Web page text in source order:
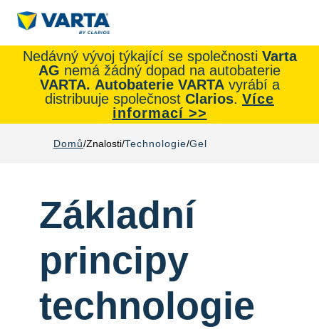
Nedávný vývoj týkající se společnosti Varta
AG nemá žádný dopad na autobaterie
VARTA. Autobaterie VARTAvyrábí a
distribuuje společnost Clarios. Více
informací >>
Domů Znalosti Technologie Gel
Základní
principy
technologie